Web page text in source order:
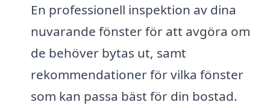
En professionell inspektion av dina
nuvarande fönster för att avgöra om
de behöver bytas ut, samt
rekommendationer för vilka fönster
som kan passa bäst för din bostad.